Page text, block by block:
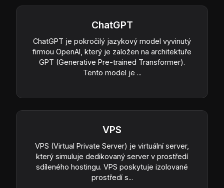
ChatGPT
ChatGPT je pokročilý jazykový model vyvinutý
firmou OpenAI, který je založen na architektuře
GPT (Generative Pre-trained Transformer).
Tento model je ...
VPS
VPS (Virtual Private Server) je virtuální server,
který simuluje dedikovaný server v prostředí
sdíleného hostingu. VPS poskytuje izolované
prostředí s...